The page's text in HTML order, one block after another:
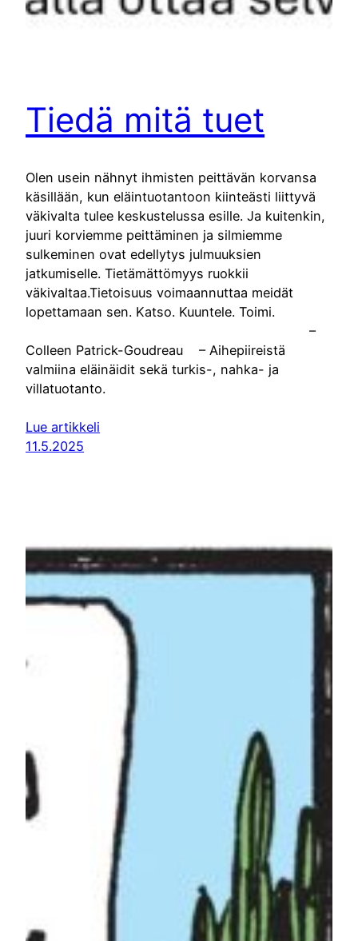
Tiedä mitä tuet
Olen usein nähnyt ihmisten peittävän korvansa
käsillään, kun eläintuotantoon kiinteästi liittyvä
väkivalta tulee keskustelussa esille. Ja kuitenkin,
juuri korviemme peittäminen ja silmiemme
sulkeminen ovat edellytys julmuuksien
jatkumiselle. Tietämättömyys ruokkii
väkivaltaa.Tietoisuus voimaannuttaa meidät
lopettamaan sen. Katso. Kuuntele. Toimi.
–
Colleen Patrick-Goudreau – Aihepiireistä
valmiina eläinäidit sekä turkis-, nahka- ja
villatuotanto.
Lue artikkeli
11.5.2025